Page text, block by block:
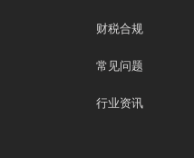
财税合规
常见问题
行业资讯